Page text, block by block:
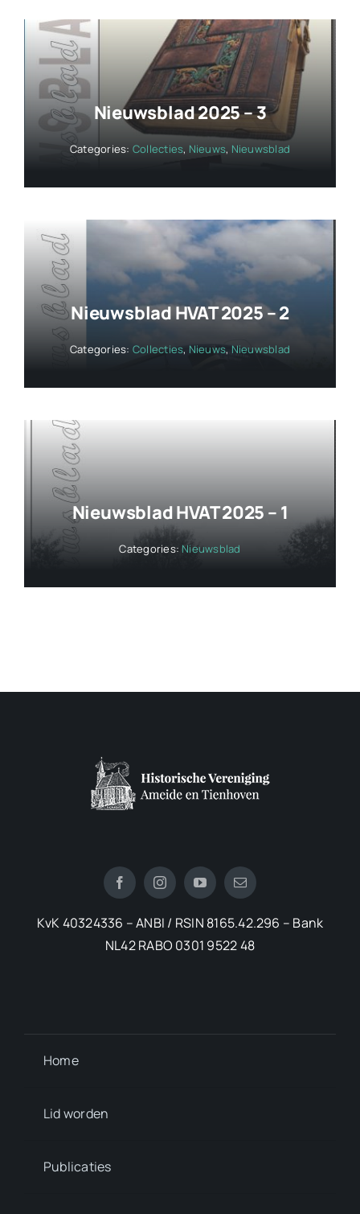
Nieuwsblad 2025 – 3
Categories: Collecties, Nieuws, Nieuwsblad
Nieuwsblad HVAT 2025 – 2
Categories: Collecties, Nieuws,Nieuwsblad
Nieuwsblad HVAT 2025 – 1
Categories:Nieuwsblad
KvK 40324336 – ANBI / RSIN 8165.42.296 – Bank
NL42 RABO 0301 9522 48
Home
Lid worden
Publicaties